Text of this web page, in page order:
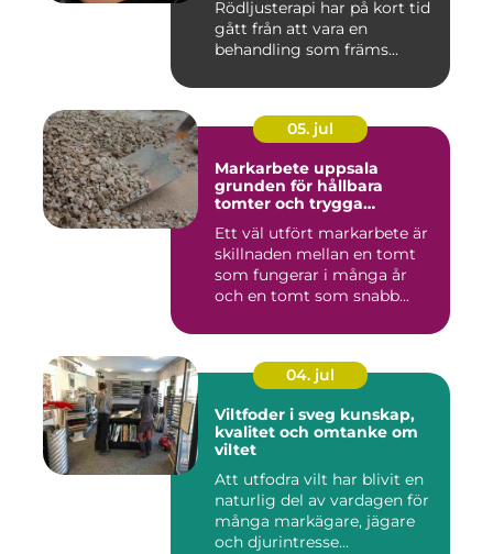
Rödljusterapi har på kort tid
gått från att vara en
behandling som främs...
05. jul
Markarbete uppsala
grunden för hållbara
tomter och trygga
Ett väl utfört markarbete är
skillnaden mellan en tomt
som fungerar i många år
och en tomt som snabb...
04. jul
Viltfoder i sveg kunskap,
kvalitet och omtanke om
viltet
Att utfodra vilt har blivit en
naturlig del av vardagen för
många markägare, jägare
och djurintresse...